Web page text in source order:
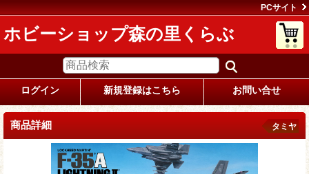
PCサイト
ホビーショップ森の里くらぶ
ログイン 新規登録はこちら お問い合せ
商品詳細 タミヤ